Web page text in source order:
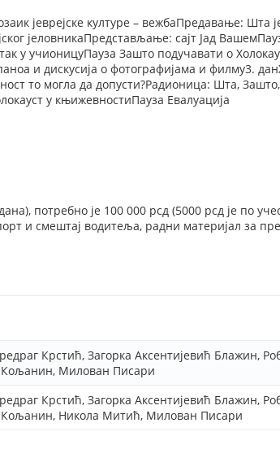
јеврејске културе – вежбаПредавање: Шта
јеловникаПредстављање: сајт Јад
у учионицуПауза Зашто подучавати о
и дискусија о фотографијама и филму3.
то могла да допусти?Радионица: Шта,
у књижевностиПауза Евалуација
потребно је 100 000 рсд (5000 рсд је по
и смештај водитеља, радни материјал за
Крстић, Загорка Аксентијевић Блажин,
Милован Писари
Крстић, Загорка Аксентијевић Блажин,
Никола Митић, Милован Писари